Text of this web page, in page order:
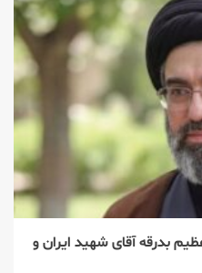
بدرقه آقای شهید ایران و